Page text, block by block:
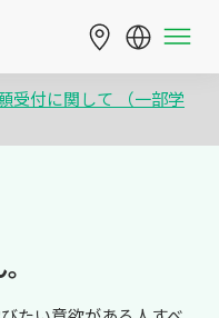
受付に関して （一部学